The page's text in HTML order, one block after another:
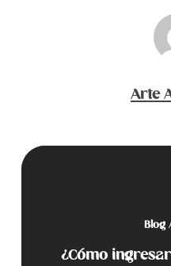
Arte
Blog
¿Cómo